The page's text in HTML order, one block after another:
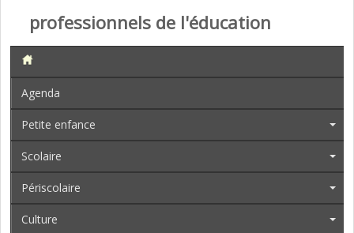
professionnels de l'éducation
Agenda
Petite enfance
Scolaire
Périscolaire
Culture